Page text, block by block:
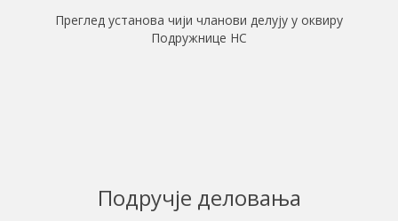
Преглед установа чији чланови делују у оквиру
Подружнице НС
Подручје деловања